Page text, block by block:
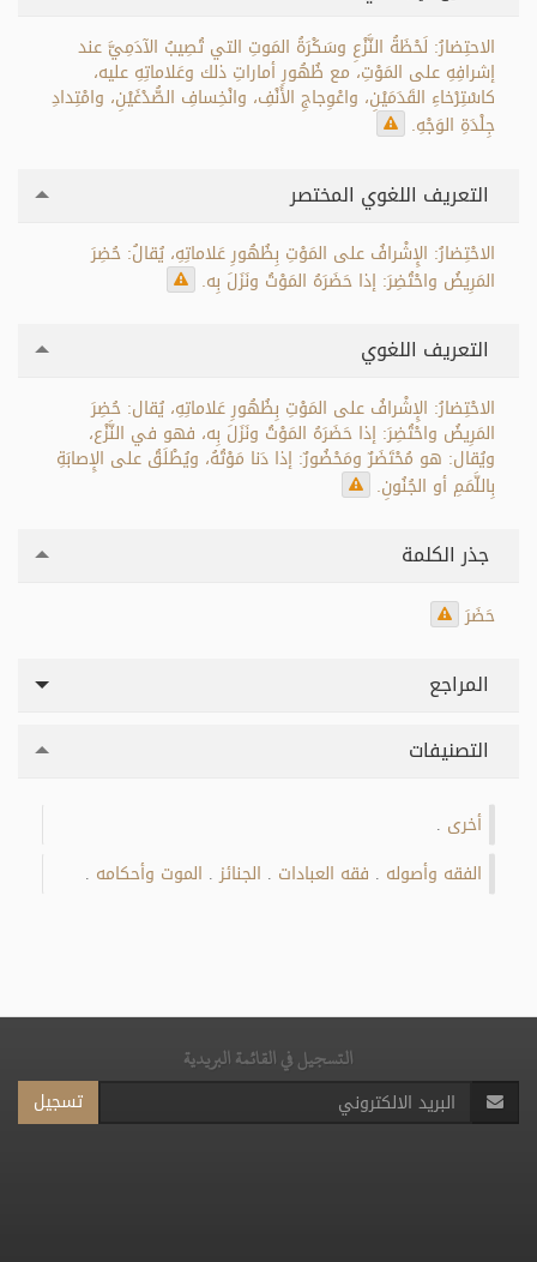
الاحتِضارُ: لَحْظَةُ النَّزْعِ وسَكْرَةُ المَوتِ التي تُصِيبُ الآدَمِيَّ عند
إشرافِهِ على المَوْتِ، مع ظُهُورِ أماراتِ ذلك وعَلاماتِهِ عليه،
كاسْتِرْخاءِ القَدَمَيْنِ، واعْوِجاجِ الأَنْفِ، وانْخِسافِ الصُّدْغَيْنِ، وامْتِدادِ
جِلْدَةِ الوَجْهِ.
التعريف اللغوي المختصر
الاحْتِضارُ: الإِشْرافُ على المَوْتِ بِظُهُورِ عَلاماتِهِ، يُقالُ: حُضِرَ
المَرِيضُ واحْتُضِرَ: إذا حَضَرَهُ المَوْتُ ونَزَلَ بِه.
التعريف اللغوي
الاحْتِضارُ: الإِشْرافُ على المَوْتِ بِظُهُورِ عَلاماتِهِ، يُقال: حُضِرَ
المَرِيضُ واحْتُضِرَ: إذا حَضَرَهُ المَوْتُ ونَزَلَ بِه، فهو في النَّزْع،
ويُقال: هو مُحْتَضَرٌ ومَحْضُورٌ: إذا دَنا مَوْتُهُ، ويُطْلَقُ على الإِصابَةِ
بِاللَّمَمِ أو الجُنُونِ.
جذر الكلمة
حَضَرَ
المراجع
التصنيفات
أخرى
الفقه وأصوله فقه العبادات الجنائز الموت وأحكامه
التسجيل في القائمة البريدية
تسجيل